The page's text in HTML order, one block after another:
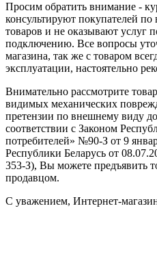
Просим обратить внимание -
консультируют покупателей по
товаров и не оказывают услуг
подключению. Все вопросы
магазина, так же с товаром
эксплуатации, настоятельно
Внимательно рассмотрите
видимых механических
претензии по внешнему виду
соответствии с Законом
потребителей» №90-З от 9
Республики Беларусь от
353-З), Вы можете предъявить
продавцом.
С уважением, Интернет-